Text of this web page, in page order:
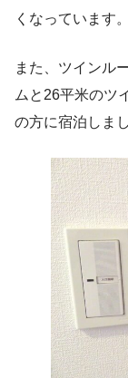
くなっています。
また、ツインル
ムと26平米のツ
の方に宿泊しま